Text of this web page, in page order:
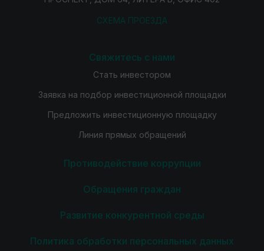
СХЕМА ПРОЕЗДА
Свяжитесь с нами
Стать инвестором
Заявка на подбор инвестиционной площадки
Предложить инвестиционную площадку
Линия прямых обращений
Противодействие коррупции
Обращения граждан
Развитие конкурентной среды
Политика обработки персональных данных